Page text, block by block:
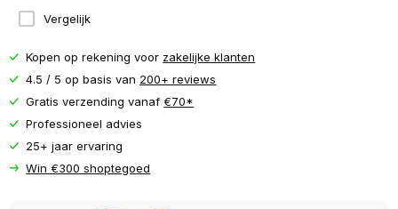
Vergelijk
Kopen op rekening voor zakelijke klanten
4.5 / 5 op basis van 200+ reviews
Gratis verzending vanaf€70*
Professioneel advies
25+ jaar ervaring
Win €300 shoptegoed